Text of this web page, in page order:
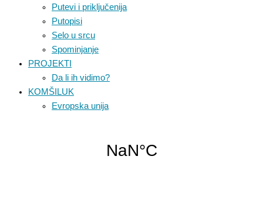
Putevi i priključenija
Putopisi
Selo u srcu
Spominjanje
PROJEKTI
Da li ih vidimo?
KOMŠILUK
Evropska unija